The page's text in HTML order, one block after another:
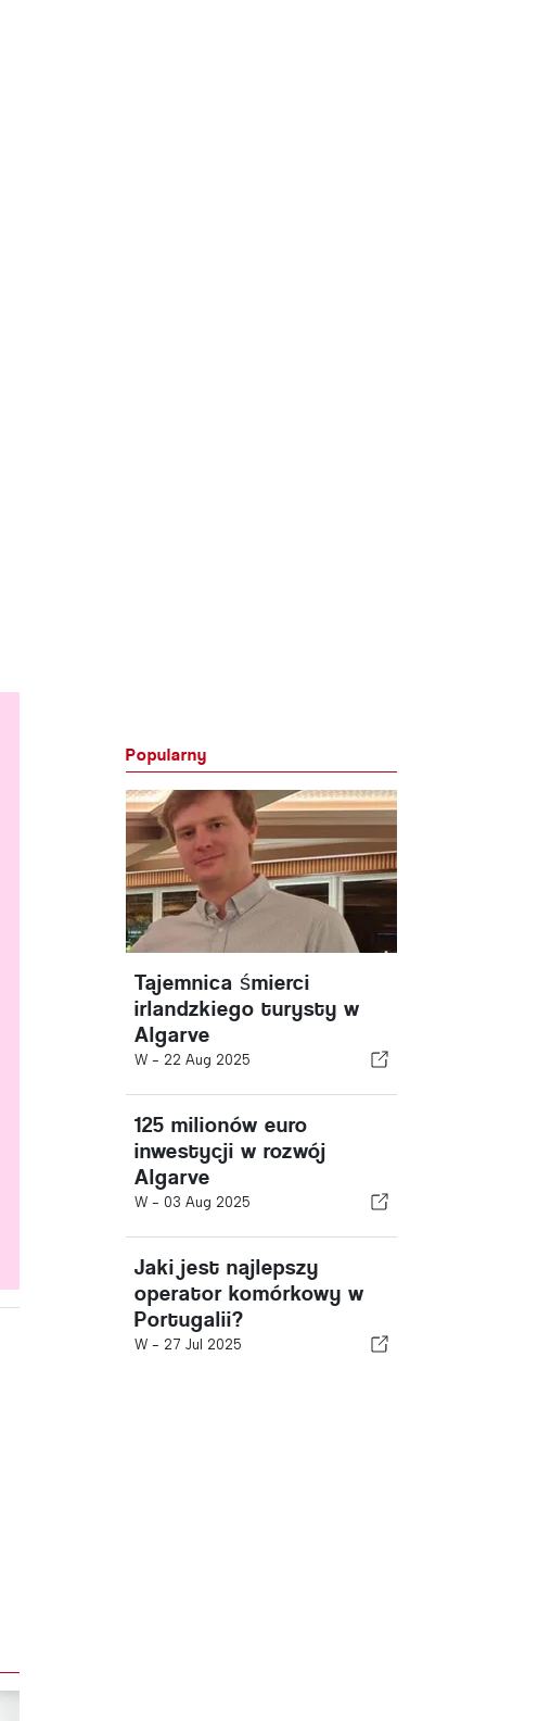
Popularny
Tajemnica śmierci
irlandzkiego turysty w
Algarve
W - 22 Aug 2025
125 milionów euro
inwestycji w rozwój
Algarve
W - 03 Aug 2025
Jaki jest najlepszy
operator komórkowy w
Portugalii?
W - 27 Jul 2025